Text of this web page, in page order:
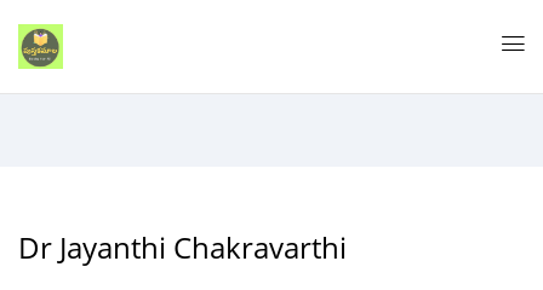
Dr Jayanthi Chakravarthi